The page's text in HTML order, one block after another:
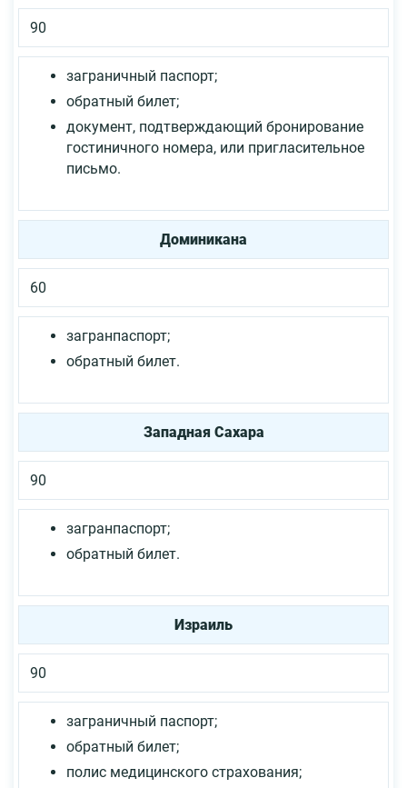
90
заграничный паспорт;
обратный билет;
документ, подтверждающий бронирование
гостиничного номера, или пригласительное
письмо.
Доминикана
60
загранпаспорт;
обратный билет.
Западная Сахара
90
загранпаспорт;
обратный билет.
Израиль
90
заграничный паспорт;
обратный билет;
полис медицинского страхования;